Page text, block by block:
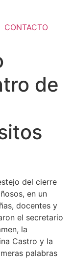
CONTACTO
de
del cierre
en un
docentes y
el secretario
la
Castro y la
palabras